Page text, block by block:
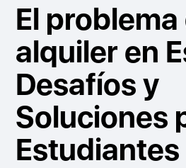
El problema
alquiler en
Desafíos y
Soluciones
Estudiantes